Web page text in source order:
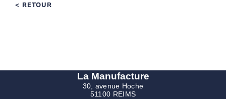
< RETOUR
La Manufacture
30, avenue Hoche
51100 REIMS